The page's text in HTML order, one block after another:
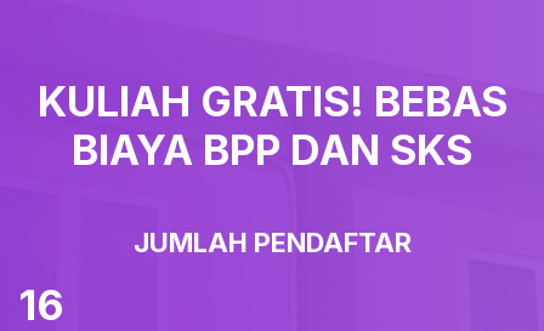
KULIAH GRATIS! BEBAS
BIAYA BPP DAN SKS
JUMLAH PENDAFTAR
16